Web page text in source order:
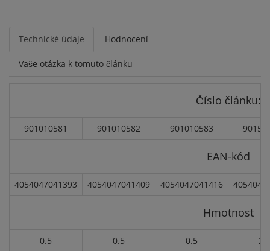
Technické údaje Hodnocení
Vaše otázka k tomuto článku
Číslo článku:
901010581 901010582 901010583
EAN-kód
4054047041393 4054047041409 4054047041416
Hmotnost
0.5 0.5 0.5 2.1